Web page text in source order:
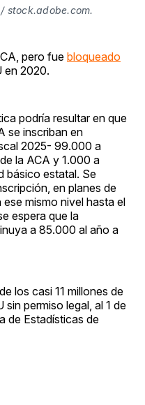
stock.adobe.com.
pero fue bloqueado
en 2020.
podría resultar en que
se inscriban en
2025- 99.000 a
la ACA y 1.000 a
básico estatal. Se
en planes de
mismo nivel hasta el
espera que la
a 85.000 al año a
los casi 11 millones de
permiso legal, al 1 de
de Estadísticas de